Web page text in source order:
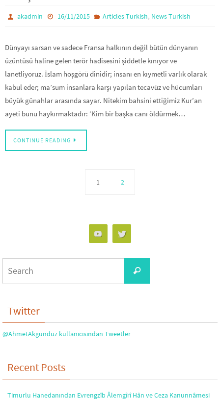
akadmin 16/11/2015 Articles Turkish, News Turkish
Dünyayı sarsan ve sadece Fransa halkının değil bütün dünyanın
üzüntüsü haline gelen terör hadisesini şiddetle kınıyor ve
lanetliyoruz. İslam hoşgörü dinidir; insanı en kıymetli varlık olarak
kabul eder; ma’sum insanlara karşı yapılan tecavüz ve hücumları
büyük günahlar arasında sayar. Nitekim bahsini ettiğimiz Kur’an
ayeti bunu haykırmaktadır: ‘Kim bir başka canı öldürmek…
CONTINUE READING
1 2
Search
Twitter
@AhmetAkgunduz kullanıcısından Tweetler
Recent Posts
Timurlu Hanedanından Evrengzîb Âlemgîrî Hân ve Ceza Kanunnâmesi